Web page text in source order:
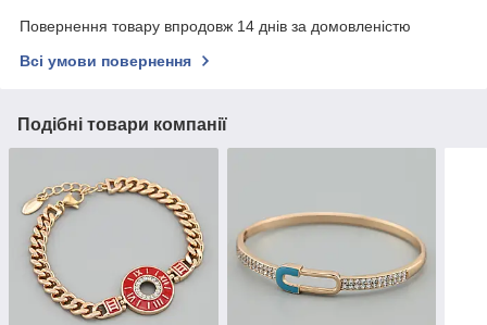
Повернення товару впродовж 14 днів за домовленістю
Всі умови повернення
Подібні товари компанії